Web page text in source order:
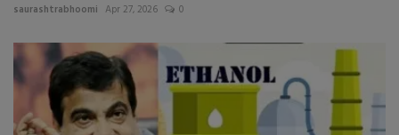
saurashtrabhoomi Apr 27, 2026 0